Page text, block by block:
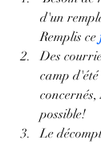
d'un
Remplis ce
Des
camp
possible!
Le